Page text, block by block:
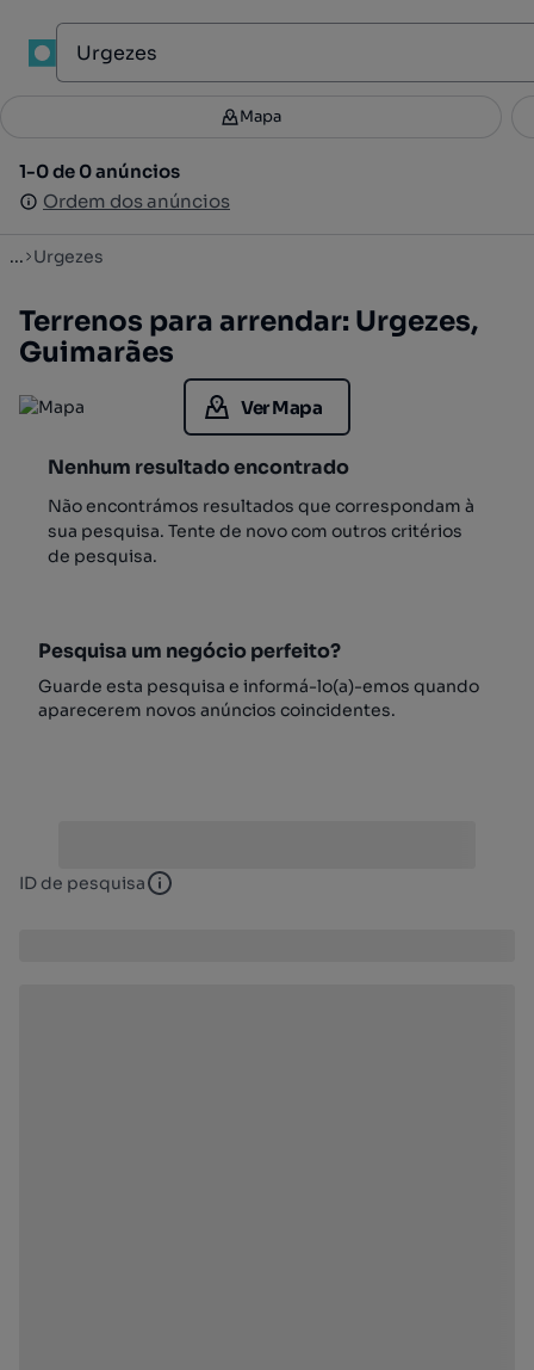
Filtros 3
1-0 de 0 anúncios
Ordem dos anúncios
Mapa
1-0 de 0 anúncios
Ordem dos anúncios
... Urgezes
Terrenos para arrendar: Urgezes,
Guimarães
Ver Mapa
Nenhum resultado encontrado
Não encontrámos resultados que correspondam à
sua pesquisa. Tente de novo com outros critérios
de pesquisa.
Pesquisa um negócio perfeito?
Guarde esta pesquisa e informá-lo(a)-emos quando
aparecerem novos anúncios coincidentes.
ID de pesquisa ID de pesquisa